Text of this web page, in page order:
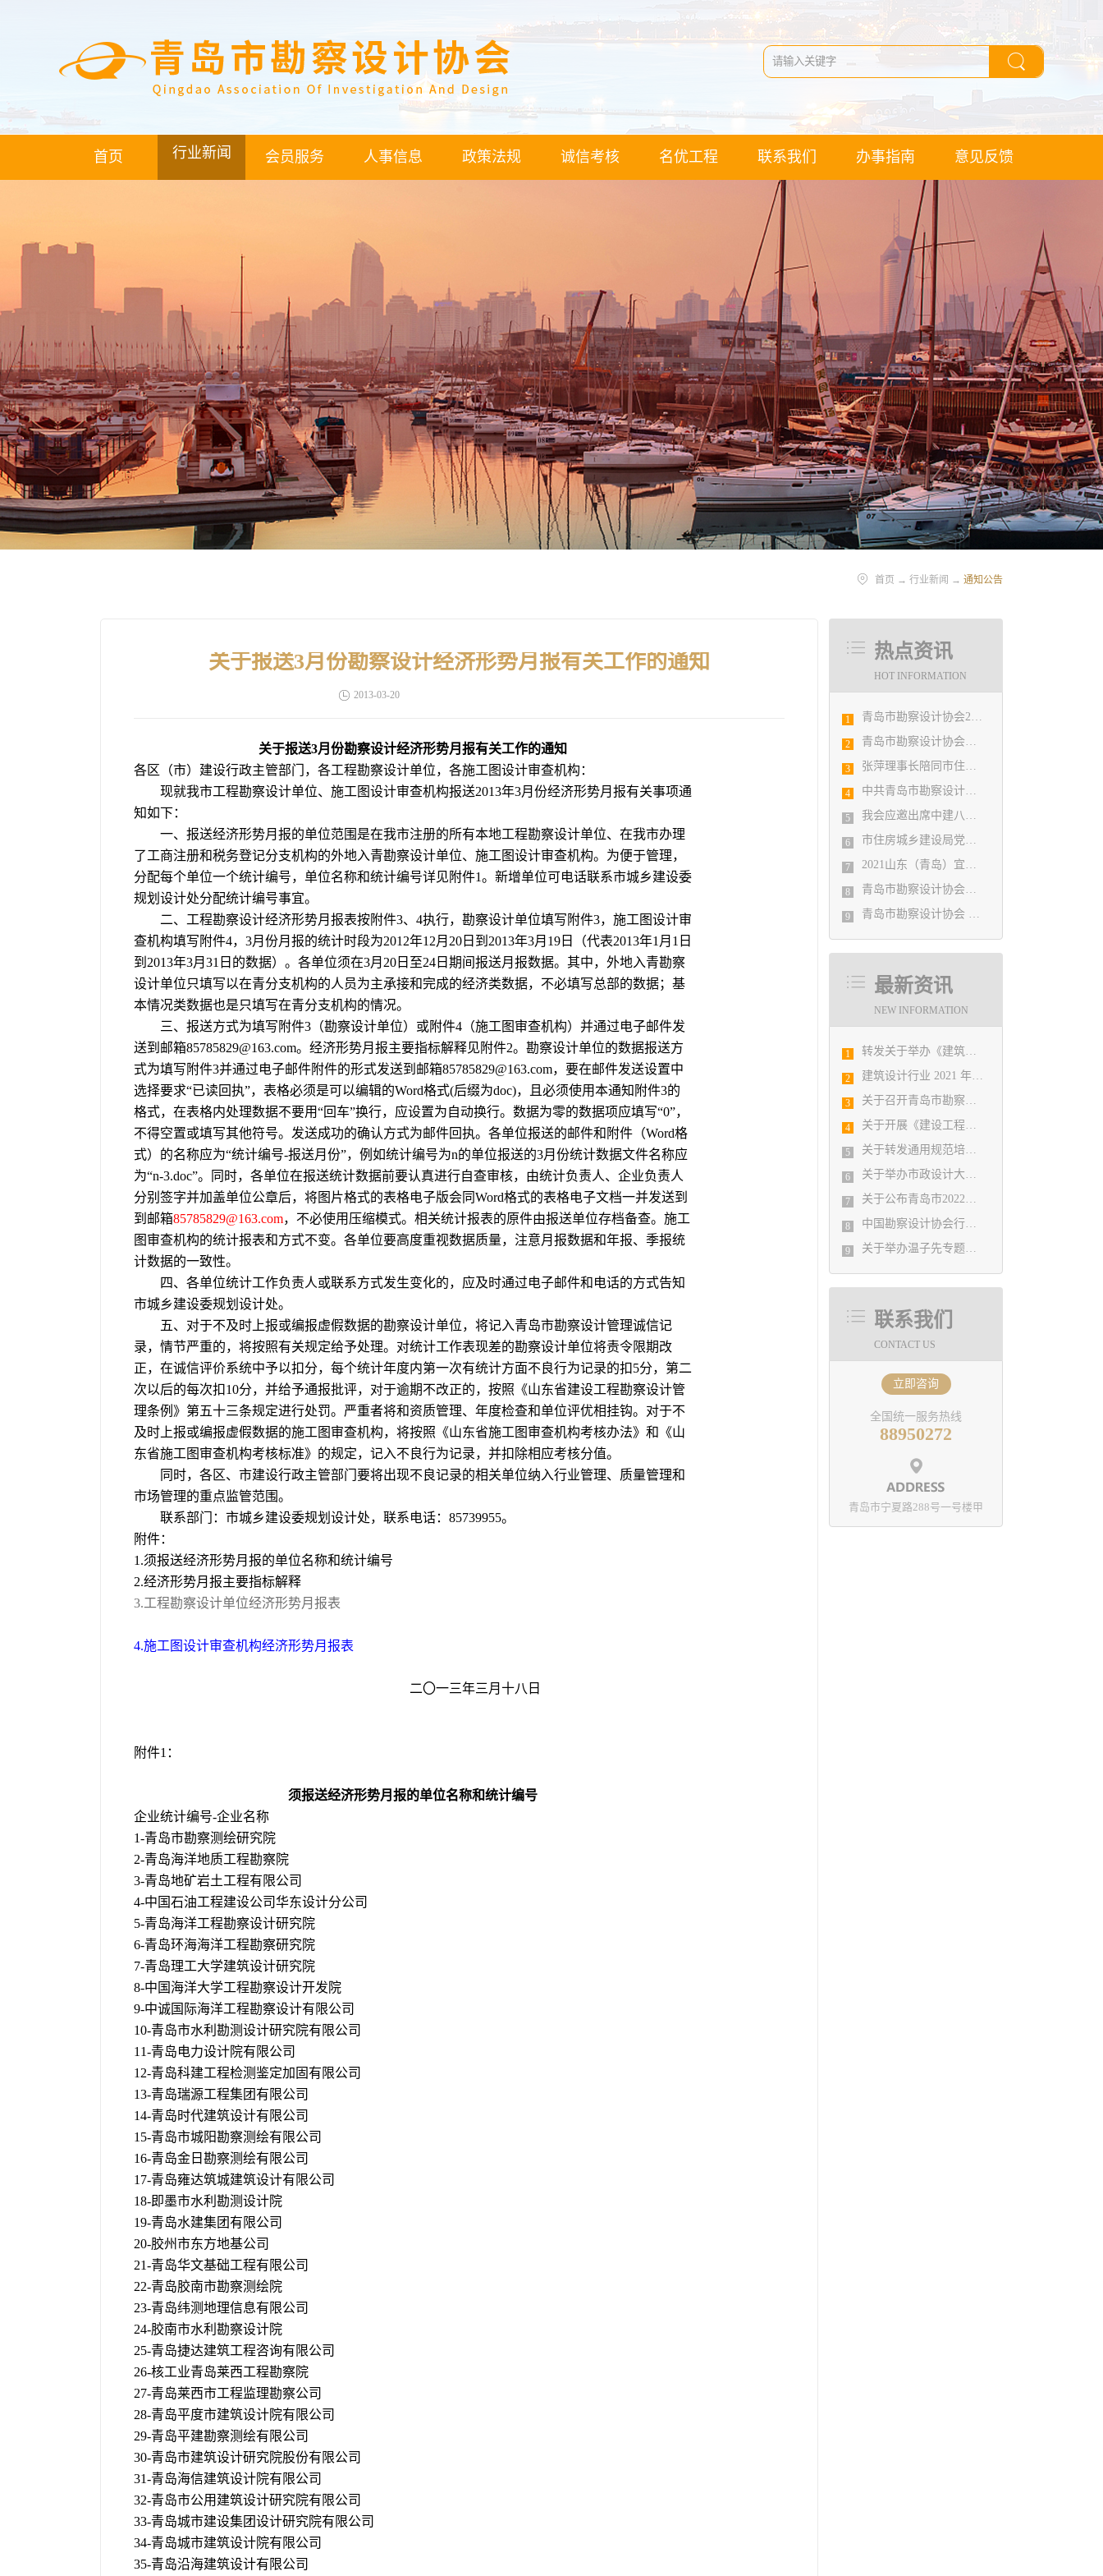
首页 行业新闻 会员服务 人事信息 政策法规 诚信考核 名优工程 联系我们 办事指南 意见反馈
首页 → 行业新闻 → 通知公告
热点资讯
HOT INFORMATION
1 青岛市勘察设计协会2020年度第一次理事会顺利召开
2 青岛市勘察设计协会陪同市住房和城乡建设局刘波副局长走访调研会员单位
3 张萍理事长陪同市住房和城乡建设局赴陇南开展东西部扶贫协作工作
4 中共青岛市勘察设计协会党支部日前召开民主生活会
5 我会应邀出席中建八局四公司设计管理研究院揭牌仪式
6 市住房城乡建设局党组书记、局长陈勇调研市勘察设计协会及所属审图机构
7 2021山东（青岛）宜居博览会盛大开幕
8 青岛市勘察设计协会党支部召开党史学习教育专题组织生活会
9 青岛市勘察设计协会 第五届二次会员代表大会纪要
最新资讯
NEW INFORMATION
1 转发关于举办《建筑电气与智能化通用规范》 GB55024-2022公益宣贯的通知
2 ​建筑设计行业 2021 年院长论坛
3 ​关于召开青岛市勘察设计协会2021年度第一次理事会的通知
4 关于开展《建设工程勘察设计条例》修订前期准备研究专题调研的通知
5 关于转发通用规范培训的通知
6 关于举办市政设计大师线上讲座活动的通知
7 关于公布青岛市2022年度勘察设计行业优秀企业、优秀企业管理者、先进工作者评选结果的通知
8 中国勘察设计协会行业数智化转型峰会通知
9 关于举办温子先专题学术讲座活动的通知
联系我们
CONTACT US
立即咨询
全国统一服务热线
88950272
青岛市宁夏路288号一号楼甲
关于报送3月份勘察设计经济形势月报有关工作的通知
2013-03-20
关于报送3月份勘察设计经济形势月报有关工作的通知
各区（市）建设行政主管部门，各工程勘察设计单位，各施工图设计审查机构：
现就我市工程勘察设计单位、施工图设计审查机构报送2013年3月份经济形势月报有关事项通
知如下：
一、报送经济形势月报的单位范围是在我市注册的所有本地工程勘察设计单位、在我市办理
了工商注册和税务登记分支机构的外地入青勘察设计单位、施工图设计审查机构。为便于管理，
分配每个单位一个统计编号，单位名称和统计编号详见附件1。新增单位可电话联系市城乡建设委
规划设计处分配统计编号事宜。
二、工程勘察设计经济形势月报表按附件3、4执行，勘察设计单位填写附件3，施工图设计审
查机构填写附件4，3月份月报的统计时段为2012年12月20日到2013年3月19日（代表2013年1月1日
到2013年3月31日的数据）。各单位须在3月20日至24日期间报送月报数据。其中，外地入青勘察
设计单位只填写以在青分支机构的人员为主承接和完成的经济类数据，不必填写总部的数据；基
本情况类数据也是只填写在青分支机构的情况。
三、报送方式为填写附件3（勘察设计单位）或附件4（施工图审查机构）并通过电子邮件发
送到邮箱85785829@163.com。经济形势月报主要指标解释见附件2。勘察设计单位的数据报送方
式为填写附件3并通过电子邮件附件的形式发送到邮箱85785829@163.com，要在邮件发送设置中
选择要求“已读回执”，表格必须是可以编辑的Word格式(后缀为doc)，且必须使用本通知附件3的
格式，在表格内处理数据不要用“回车”换行，应设置为自动换行。数据为零的数据项应填写“0”，
不得空置或填写其他符号。发送成功的确认方式为邮件回执。各单位报送的邮件和附件（Word格
式）的名称应为“统计编号-报送月份”，例如统计编号为n的单位报送的3月份统计数据文件名称应
为“n-3.doc”。同时，各单位在报送统计数据前要认真进行自查审核，由统计负责人、企业负责人
分别签字并加盖单位公章后，将图片格式的表格电子版会同Word格式的表格电子文档一并发送到
到邮箱85785829@163.com，不必使用压缩模式。相关统计报表的原件由报送单位存档备查。施工
图审查机构的统计报表和方式不变。各单位要高度重视数据质量，注意月报数据和年报、季报统
计数据的一致性。
四、各单位统计工作负责人或联系方式发生变化的，应及时通过电子邮件和电话的方式告知
市城乡建设委规划设计处。
五、对于不及时上报或编报虚假数据的勘察设计单位，将记入青岛市勘察设计管理诚信记
录，情节严重的，将按照有关规定给予处理。对统计工作表现差的勘察设计单位将责令限期改
正，在诚信评价系统中予以扣分，每个统计年度内第一次有统计方面不良行为记录的扣5分，第二
次以后的每次扣10分，并给予通报批评，对于逾期不改正的，按照《山东省建设工程勘察设计管
理条例》第五十三条规定进行处罚。严重者将和资质管理、年度检查和单位评优相挂钩。对于不
及时上报或编报虚假数据的施工图审查机构，将按照《山东省施工图审查机构考核办法》和《山
东省施工图审查机构考核标准》的规定，记入不良行为记录，并扣除相应考核分值。
同时，各区、市建设行政主管部门要将出现不良记录的相关单位纳入行业管理、质量管理和
市场管理的重点监管范围。
联系部门：市城乡建设委规划设计处，联系电话：85739955。
附件：
1.须报送经济形势月报的单位名称和统计编号
2.经济形势月报主要指标解释
3.工程勘察设计单位经济形势月报表
4.施工图设计审查机构经济形势月报表
二〇一三年三月十八日
附件1：
须报送经济形势月报的单位名称和统计编号
企业统计编号-企业名称
1-青岛市勘察测绘研究院
2-青岛海洋地质工程勘察院
3-青岛地矿岩土工程有限公司
4-中国石油工程建设公司华东设计分公司
5-青岛海洋工程勘察设计研究院
6-青岛环海海洋工程勘察研究院
7-青岛理工大学建筑设计研究院
8-中国海洋大学工程勘察设计开发院
9-中诚国际海洋工程勘察设计有限公司
10-青岛市水利勘测设计研究院有限公司
11-青岛电力设计院有限公司
12-青岛科建工程检测鉴定加固有限公司
13-青岛瑞源工程集团有限公司
14-青岛时代建筑设计有限公司
15-青岛市城阳勘察测绘有限公司
16-青岛金日勘察测绘有限公司
17-青岛雍达筑城建筑设计有限公司
18-即墨市水利勘测设计院
19-青岛水建集团有限公司
20-胶州市东方地基公司
21-青岛华文基础工程有限公司
22-青岛胶南市勘察测绘院
23-青岛纬测地理信息有限公司
24-胶南市水利勘察设计院
25-青岛捷达建筑工程咨询有限公司
26-核工业青岛莱西工程勘察院
27-青岛莱西市工程监理勘察公司
28-青岛平度市建筑设计院有限公司
29-青岛平建勘察测绘有限公司
30-青岛市建筑设计研究院股份有限公司
31-青岛海信建筑设计院有限公司
32-青岛市公用建筑设计研究院有限公司
33-青岛城市建设集团设计研究院有限公司
34-青岛城市建筑设计院有限公司
35-青岛沿海建筑设计有限公司